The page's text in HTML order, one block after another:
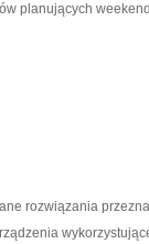
planujących
rozwiązania